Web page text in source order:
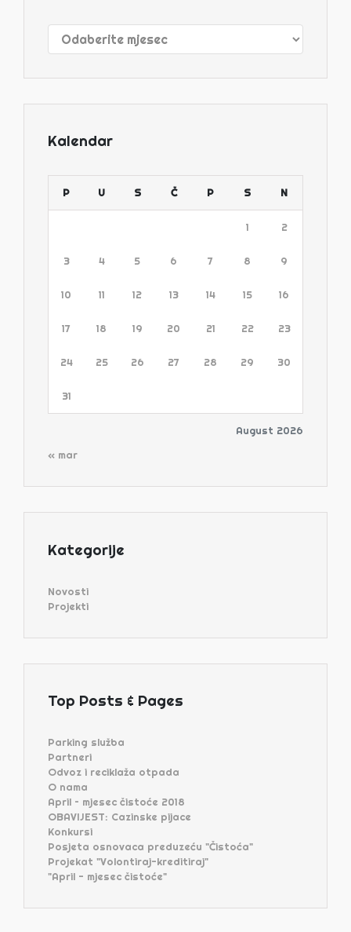
Kalendar
August 2026
P U S Č P S N
1 2
3 4 5 6 7 8 9
10 11 12 13 14 15 16
17 18 19 20 21 22 23
24 25 26 27 28 29 30
31
« mar
Kategorije
Novosti
Projekti
Top Posts & Pages
Parking služba
Partneri
Odvoz i reciklaža otpada
O nama
April – mjesec čistoće 2018
OBAVIJEST: Cazinske pijace
Konkursi
Posjeta osnovaca preduzeću "Čistoća"
Projekat "Volontiraj-kreditiraj"
"April - mjesec čistoće"